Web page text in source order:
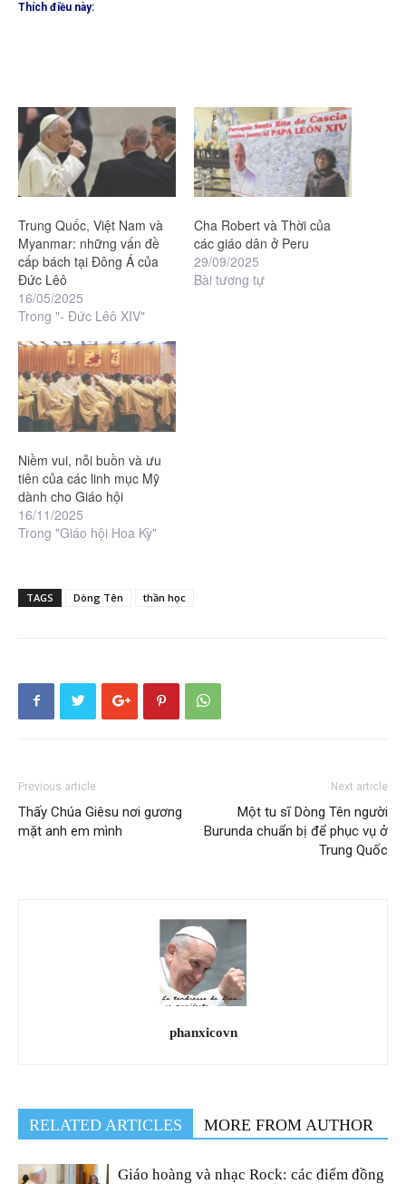
Thích điều này:
Trung Quốc, Việt Nam và
Myanmar: những vấn đề
cấp bách tại Đông Á của
Đức Lêô
16/05/2025
Trong "- Đức Lêô XIV"
Cha Robert và Thời của
các giáo dân ở Peru
29/09/2025
Bài tương tự
Niềm vui, nỗi buồn và ưu
tiên của các linh mục Mỹ
dành cho Giáo hội
16/11/2025
Trong "Giáo hội Hoa Kỳ"
TAGS Dòng Tên thần học
Previous article
Thấy Chúa Giêsu nơi gương
mặt anh em mình
Next article
Một tu sĩ Dòng Tên người
Burunda chuẩn bị để phục vụ ở
Trung Quốc
phanxicovn
RELATED ARTICLES MORE FROM AUTHOR
Giáo hoàng và nhạc Rock: các điểm đồng